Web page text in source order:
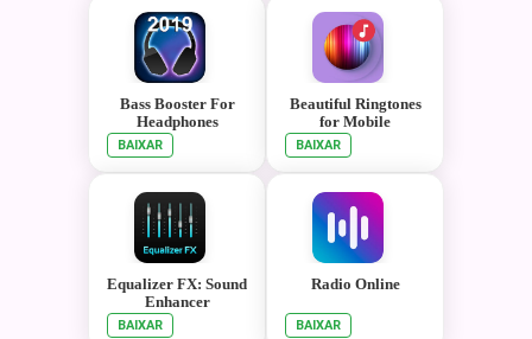
Bass Booster For
Headphones
BAIXAR
Beautiful Ringtones
for Mobile
BAIXAR
Equalizer FX: Sound
Enhancer
BAIXAR
Radio Online
BAIXAR